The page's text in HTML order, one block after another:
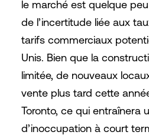
le marché est quelque
de l’incertitude liée aux
tarifs commerciaux
Unis. Bien que la
limitée, de nouveaux
vente plus tard cette
Toronto, ce qui entraînera
d’inoccupation à court